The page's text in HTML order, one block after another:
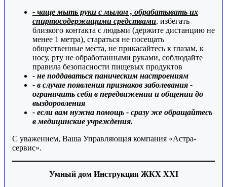
- чаще мыть руки с мылом , обрабатывать их
спиртосодержащими средствами, избегать
близкого контакта с людьми (держите дистанцию не
менее 1 метра), стараться не посещать
общественные места, не прикасайтесь к глазам, к
носу, рту не обработанными руками, соблюдайте
правила безопасности пищевых продуктов
- не поддаваться паническим настроениям
- в случае появления признаков заболевания -
ограничить себя в передвижении и общении до
выздоровления
- если вам нужна помощь - сразу же обращайтесь
в медицинские учреждения.
С уважением, Ваша Управляющая компания «Астра-
сервис».
Умный дом Инструкция ЖКХ XXI